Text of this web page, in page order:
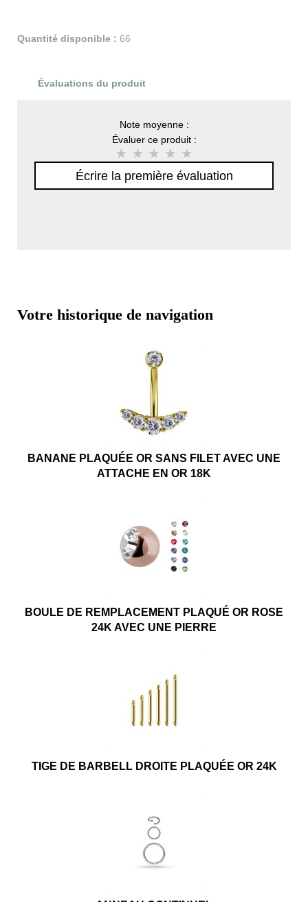
Quantité disponible : 66
Évaluations du produit
Note moyenne :
Évaluer ce produit :
Écrire la première évaluation
Votre historique de navigation
BANANE PLAQUÉE OR SANS FILET AVEC UNE
ATTACHE EN OR 18K
BOULE DE REMPLACEMENT PLAQUÉ OR ROSE
24K AVEC UNE PIERRE
TIGE DE BARBELL DROITE PLAQUÉE OR 24K